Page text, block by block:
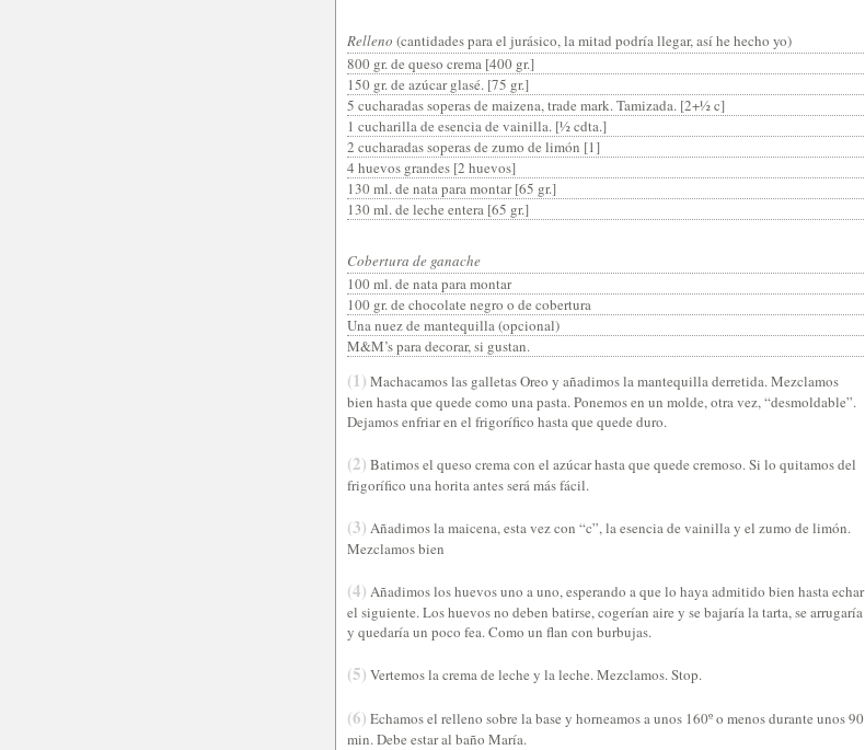
Relleno (cantidades para el jurásico, la mitad podría llegar, así he hecho yo)
800 gr. de queso crema [400 gr.]
150 gr. de azúcar glasé. [75 gr.]
5 cucharadas soperas de maizena, trade mark. Tamizada. [2+½ c]
1 cucharilla de esencia de vainilla. [½ cdta.]
2 cucharadas soperas de zumo de limón [1]
4 huevos grandes [2 huevos]
130 ml. de nata para montar [65 gr.]
130 ml. de leche entera [65 gr.]
Cobertura de ganache
100 ml. de nata para montar
100 gr. de chocolate negro o de cobertura
Una nuez de mantequilla (opcional)
M&M’s para decorar, si gustan.
(1) Machacamos las galletas Oreo y añadimos la mantequilla derretida. Mezclamos
bien hasta que quede como una pasta. Ponemos en un molde, otra vez, “desmoldable”.
Dejamos enfriar en el frigorífico hasta que quede duro.
(2) Batimos el queso crema con el azúcar hasta que quede cremoso. Si lo quitamos del
frigorífico una horita antes será más fácil.
(3) Añadimos la maicena, esta vez con “c”, la esencia de vainilla y el zumo de limón.
Mezclamos bien
(4) Añadimos los huevos uno a uno, esperando a que lo haya admitido bien hasta echar
el siguiente. Los huevos no deben batirse, cogerían aire y se bajaría la tarta, se arrugaría
y quedaría un poco fea. Como un flan con burbujas.
(5) Vertemos la crema de leche y la leche. Mezclamos. Stop.
(6) Echamos el relleno sobre la base y horneamos a unos 160º o menos durante unos 90
min. Debe estar al baño María.